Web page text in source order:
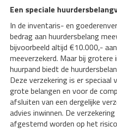
Een speciale
In de inventaris- en
bedrag aan huurdersbelang
bijvoorbeeld altijd €10.000,-
meeverzekerd. Maar bij
huurpand biedt de
Deze verzekering is er speciaal
grote belangen en voor de
afsluiten van een dergelijke
advies inwinnen. De
afgestemd worden op het